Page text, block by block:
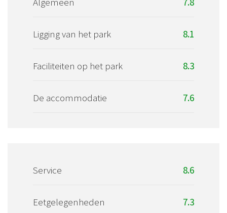
Ligging van het park 8.1
Faciliteiten op het park 8.3
De accommodatie 7.6
Service 8.6
Eetgelegenheden 7.3